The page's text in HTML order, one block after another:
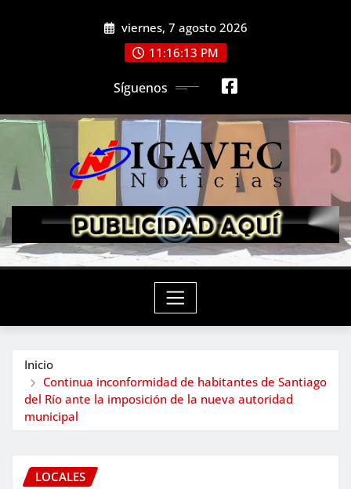
viernes, 7 agosto 2026
11:16:14 PM
Síguenos
Inicio
Continua inconformidad de habitantes de Santiago
del Río ante la imposición de la nueva autoridad
municipal
LOCALES